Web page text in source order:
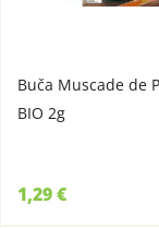
Buča Muscade de
BIO 2g
1,29 €